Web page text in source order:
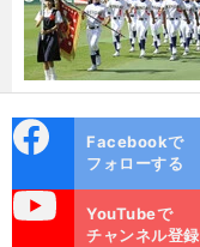
ok
Facebookで
フォローする
YouTubeで
チャンネル登録